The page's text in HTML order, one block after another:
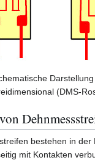
(DMS-
bestehen in
mit Kontakten